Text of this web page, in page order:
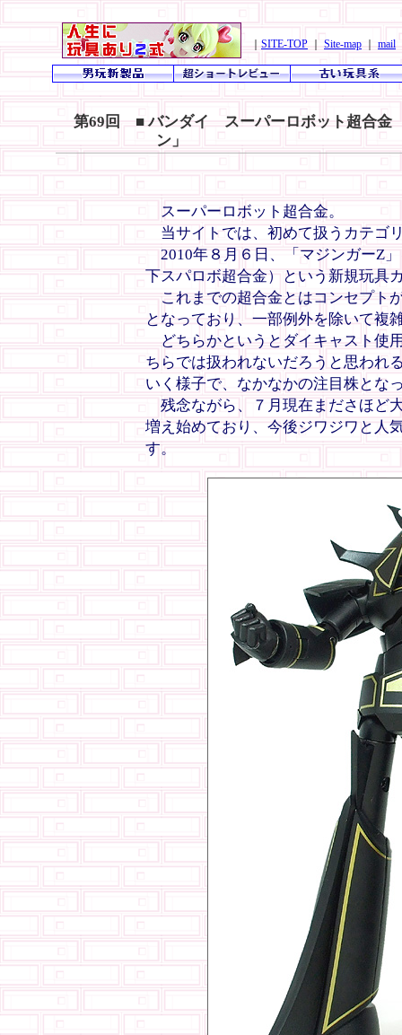
SITE-TOP Site-map mail
第69回 ■ バンダイ スーパーロボット超合金
ン」
スーパーロボット超合金。
当サイトでは、初めて扱うカテゴ
2010年８月６日、「マジンガーZ」
下スパロボ超合金）という新規玩具
これまでの超合金とはコンセプト
となっており、一部例外を除いて複
どちらかというとダイキャスト使
ちらでは扱われないだろうと思われ
いく様子で、なかなかの注目株とな
残念ながら、７月現在まださほど
増え始めており、今後ジワジワと人
す。